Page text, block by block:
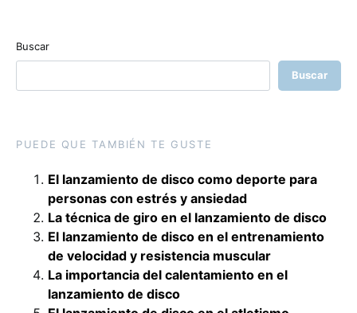
Buscar
Buscar
PUEDE QUE TAMBIÉN TE GUSTE
El lanzamiento de disco como deporte para
personas con estrés y ansiedad
La técnica de giro en el lanzamiento de disco
El lanzamiento de disco en el entrenamiento
de velocidad y resistencia muscular
La importancia del calentamiento en el
lanzamiento de disco